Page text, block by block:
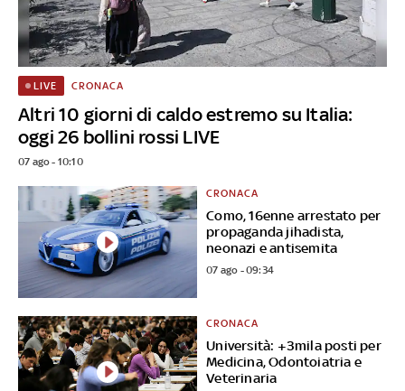
Altri 10 giorni di caldo estremo su Italia:
oggi 26 bollini rossi LIVE
LIVE CRONACA
07 ago - 10:10
Como, 16enne arrestato per
propaganda jihadista,
neonazi e antisemita
CRONACA
07 ago - 09:34
Università: +3mila posti per
Medicina, Odontoiatria e
Veterinaria
CRONACA